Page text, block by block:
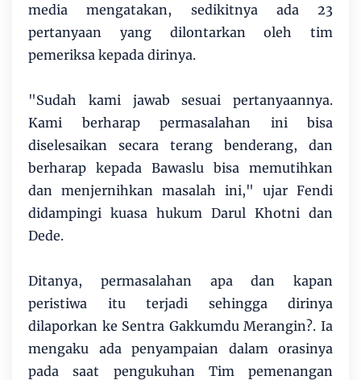
media mengatakan, sedikitnya ada 23
pertanyaan yang dilontarkan oleh tim
pemeriksa kepada dirinya.
"Sudah kami jawab sesuai pertanyaannya.
Kami berharap permasalahan ini bisa
diselesaikan secara terang benderang, dan
berharap kepada Bawaslu bisa memutihkan
dan menjernihkan masalah ini," ujar Fendi
didampingi kuasa hukum Darul Khotni dan
Dede.
Ditanya, permasalahan apa dan kapan
peristiwa itu terjadi sehingga dirinya
dilaporkan ke Sentra Gakkumdu Merangin?. Ia
mengaku ada penyampaian dalam orasinya
pada saat pengukuhan Tim pemenangan